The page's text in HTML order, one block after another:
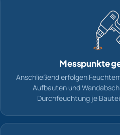
Messpunkte
Anschließend erfolgen
Aufbauten und
Durchfeuchtung je